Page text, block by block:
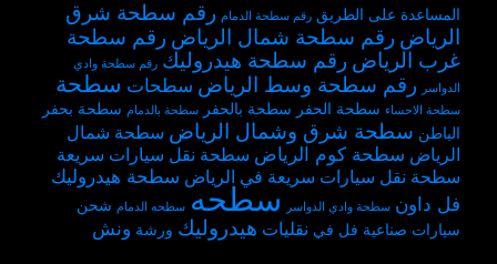
المساعدة على الطريق رقم سطحة الدمام رقم سطحة شرق
الرياض رقم سطحة شمال الرياض رقم سطحة
غرب الرياض رقم سطحة هيدروليك رقم سطحة وادي
الدواسر
رقم سطحة وسط الرياض سطحات سطحة
سطحة الاحساء سطحة الحفر سطحة بالحفر سطحة بالدمام سطحة بحفر
الباطن سطحة شرق وشمال الرياض سطحة شمال
الرياض سطحة كوم الرياض سطحة نقل سيارات سريعة
سطحة نقل سيارات سريعة في الرياض سطحة هيدروليك
فل داون سطحة وادي الدواسر سطحه سطحه الدمام شحن
سيارات صناعية فل في نقليات هيدروليك ورشة ونش